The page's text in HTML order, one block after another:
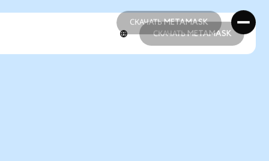
СКАЧАТЬ METAMASK
СКАЧАТЬ METAMASK
СКАЧАТЬ METAMASK